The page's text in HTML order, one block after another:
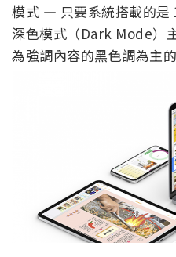
模式 — 只要系統搭載的是
深色模式（Dark Mode）
為強調內容的黑色調為主